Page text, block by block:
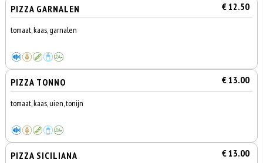
PIZZA GARNALEN € 12.50
tomaat, kaas, garnalen
PIZZA TONNO € 13.00
tomaat, kaas, uien, tonijn
PIZZA SICILIANA € 13.00